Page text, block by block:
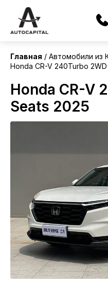
АВТОМОБИЛИ
В НАЛИЧИИ
ЛИЗИНГ
НОВОСТИ
ОТЗЫВЫ
ВАКАНСИИ
О КОМПАНИИ
Главная Автомобили из
Honda CR-V 240Turbo
Honda CR-V
Seats 2025
Китай